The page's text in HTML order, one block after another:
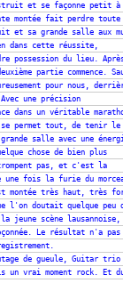
et se façonne petit à
montée fait perdre toute
et sa grande salle aux
dans cette réussite,
possession du lieu.
partie commence.
pour nous,
une précision
dans un véritable
permet tout, de tenir le
salle avec une
chose de bien plus
pas, et c'est la
une fois la furie du
montée très haut, très
l'on doutait quelque peu
la jeune scène
Le résultat n'a pas
de gueule, Guitar trio
vrai moment rock. Et